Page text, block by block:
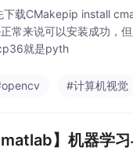
下载CMakepip install
常来说可以安装成功，
就是pyth
#计算机视觉
matlab】机器学